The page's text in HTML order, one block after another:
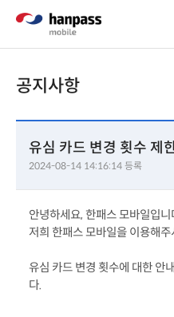
공지사항
유심 카드 변경 횟수 제
2024-08-14 14:16:14 등록
안녕하세요, 한패스 모바일입니
저희 한패스 모바일을 이용해
유심 카드 변경 횟수에 대한 안
다.